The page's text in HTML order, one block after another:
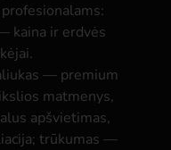
kaina ir erdvės
— premium
matmenys,
apšvietimas,
trūkumas —